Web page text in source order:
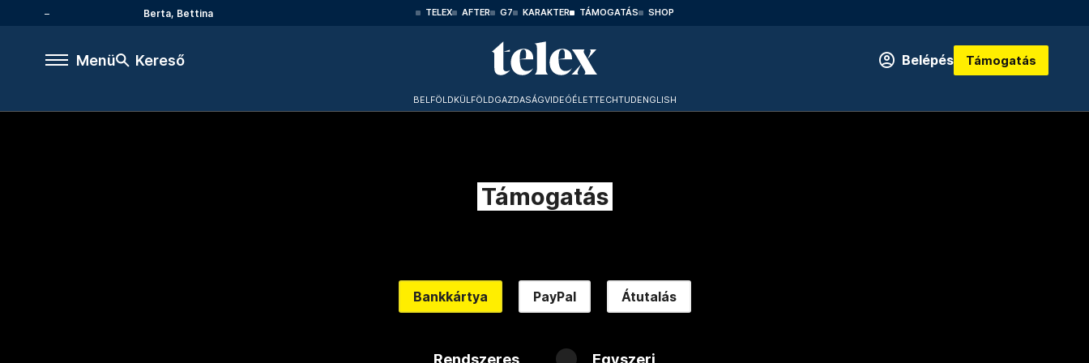
Berta, Bettina TELEX AFTER G7 KARAKTER TÁMOGATÁS SHOP
Menü Kereső Belépés Támogatás
BELFÖLDKÜLFÖLDGAZDASÁGVIDEÓÉLETTECHTUDENGLISH
Támogatás
Bankkártya PayPal Átutalás
Rendszeres Egyszeri